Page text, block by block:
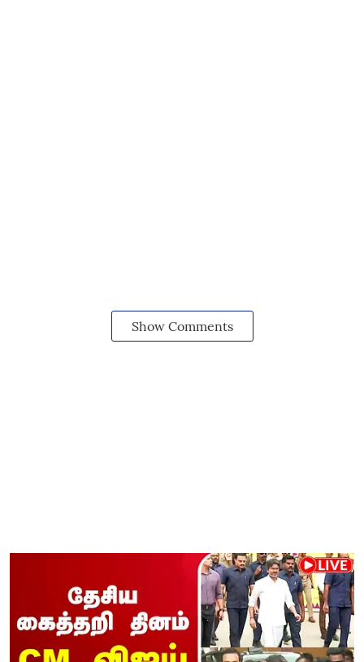
Show Comments